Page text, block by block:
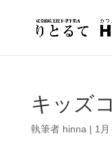
キッズ
執筆者 hinna | 1